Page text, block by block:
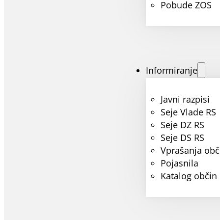
Pobude ZOS
Informiranje
Javni razpisi
Seje Vlade RS
Seje DZ RS
Seje DS RS
Vprašanja
Pojasnila
Katalog občin